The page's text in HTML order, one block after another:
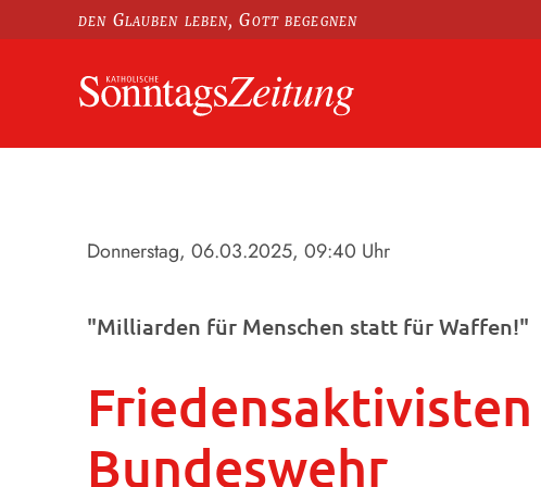
den Glauben leben, Gott begegnen
Donnerstag, 06.03.2025, 09:40 Uhr
"Milliarden für Menschen statt für Waffen!"
Bundeswehr